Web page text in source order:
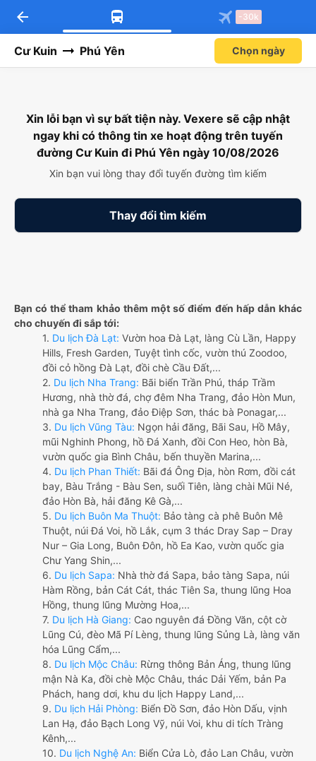
arrow_back -30k
Cư Kuin Phú Yên Chọn ngày
Xin lỗi bạn vì sự bất tiện này. Vexere sẽ cập nhật
ngay khi có thông tin xe hoạt động trên tuyến
đường Cư Kuin đi Phú Yên ngày 10/08/2026
Xin bạn vui lòng thay đổi tuyến đường tìm kiếm
Thay đổi tìm kiếm
Bạn có thể tham khảo thêm một số điểm đến hấp dẫn khác
cho chuyến đi sắp tới:
1. Du lịch Đà Lạt: Vườn hoa Đà Lạt, làng Cù Lần, Happy
Hills, Fresh Garden, Tuyệt tình cốc, vườn thú Zoodoo,
đồi cỏ hồng Đà Lạt, đồi chè Cầu Đất,...
2. Du lịch Nha Trang: Bãi biển Trần Phú, tháp Trầm
Hương, nhà thờ đá, chợ đêm Nha Trang, đảo Hòn Mun,
nhà ga Nha Trang, đảo Điệp Sơn, thác bà Ponagar,...
3. Du lịch Vũng Tàu: Ngọn hải đăng, Bãi Sau, Hồ Mây,
mũi Nghinh Phong, hồ Đá Xanh, đồi Con Heo, hòn Bà,
vườn quốc gia Bình Châu, bến thuyền Marina,...
4. Du lịch Phan Thiết: Bãi đá Ông Địa, hòn Rơm, đồi cát
bay, Bàu Trắng - Bàu Sen, suối Tiên, làng chài Mũi Né,
đảo Hòn Bà, hải đăng Kê Gà,...
5. Du lịch Buôn Ma Thuột: Bảo tàng cà phê Buôn Mê
Thuột, núi Đá Voi, hồ Lắk, cụm 3 thác Dray Sap – Dray
Nur – Gia Long, Buôn Đôn, hồ Ea Kao, vườn quốc gia
Chư Yang Shin,...
6. Du lịch Sapa: Nhà thờ đá Sapa, bảo tàng Sapa, núi
Hàm Rồng, bản Cát Cát, thác Tiên Sa, thung lũng Hoa
Hồng, thung lũng Mường Hoa,...
7. Du lịch Hà Giang: Cao nguyên đá Đồng Văn, cột cờ
Lũng Cú, đèo Mã Pí Lèng, thung lũng Sủng Là, làng văn
hóa Lũng Cẩm,...
8. Du lịch Mộc Châu: Rừng thông Bản Áng, thung lũng
mận Nà Ka, đồi chè Mộc Châu, thác Dải Yếm, bản Pa
Phách, hang dơi, khu du lịch Happy Land,...
9. Du lịch Hải Phòng: Biển Đồ Sơn, đảo Hòn Dấu, vịnh
Lan Hạ, đảo Bạch Long Vỹ, núi Voi, khu di tích Tràng
Kênh,...
10. Du lịch Nghệ An: Biển Cửa Lò, đảo Lan Châu, vườn